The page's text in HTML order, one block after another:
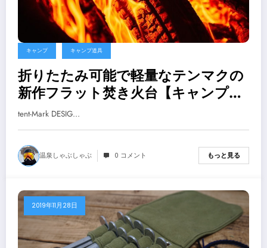
キャンプ キャンプ道具
折りたたみ可能で軽量なテンマクの
新作フラット焚き火台【キャンプ
焚き火台】
tent-Mark DESIG…
温泉しゃぶしゃぶ 0 コメント もっと見る
2019年11月28日